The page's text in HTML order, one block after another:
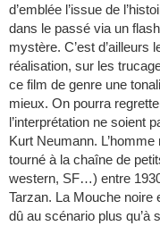
d’emblée l’issue de
dans le passé via un
mystère. C’est d’ailleurs
réalisation, sur les
ce film de genre une
mieux. On pourra
l’interprétation ne soient
Kurt Neumann. L’homme
tourné à la chaîne de
western, SF…) entre
Tarzan. La Mouche
dû au scénario plus qu’à